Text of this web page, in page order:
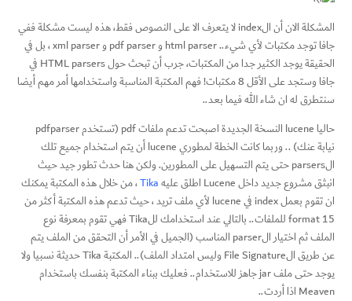
المشكلة الان أن الindex لا يتعرف الا على النصوص فقط، هذه ليست مشكلة ففي
جافا توجد مكتبات لأي شيء.. html parser و pdf parser و xml parser ، بل في
الحقيقة يوجد الكثير جدا من المكتبات، جرب أن تبحث حول HTML parsers في
جافا وستجد على الأقل 8 مكتبات! فهم المكتبة المناسبة واستخدامها أمر مهم أيضا
سنتطرق له ان شاء الله فيما بعد..
حاليا lucene النسخة الجديدة اصبحت تدعم ملفات pdf (تستخدم pdfparser
نيابة عنك) .. وربما كانت الخطة لمطوري lucene أن يتم استخدام جميع تلك
الparsers حتى يتم التسهيل على المطورين. ولكن هنا حدث تطور جيد حيث
انبثق مشروع جديد داخل Lucene اطلق عليه
Tika، من خلال هذه المكتبة يمكنك
ان تقوم بعمل index في lucene لأي ملف تريد ، حيث تدعم هذه المكتبة أكثر من
15 format للملفات.. بالتالي عند استخدامك للTika فهي تقوم بمعرفة نوع
الملف ثم اختيار الparser المناسب (الجميل في الأمر أن التحقق من الملف يتم
عن طريق الFile Signature وليس امتداد الملف).. المكتبة Tika حديثة نسبيا ولا
يوجد حتى ملف jar جاهز للاستخدام.. فعليك ببناء المكتبة بنفسك باستخدام
Meaven اذا أردت..